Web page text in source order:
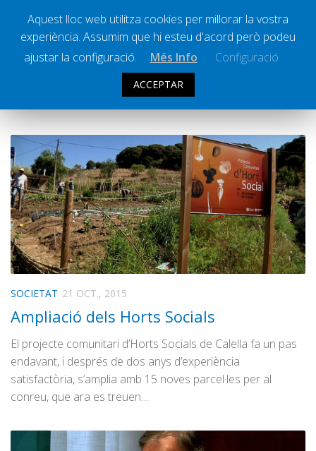
Societat
Successos
Esports
La Banqueta
Transmissions Esportives
Pòdcasts
Vídeos
Graella
Publicitat
Contacte
Ràdio Calella Televisió
SOCIETAT 21 OCT., 2015
Ampliació dels Horts Socials
El projecte comunitari d’Horts Socials de Calella fa un pas
endavant, i després de dos anys d’experiència
satisfactòria, s’amplia amb 15 noves parcel·les per al
conreu, que ara es treuen…
Aquest lloc web utilitza cookies per millorar la vostra
experiència. Assumim que hi esteu d'acord però podeu
ajustar la configuració.
Més Info Configuració
ACCEPTAR